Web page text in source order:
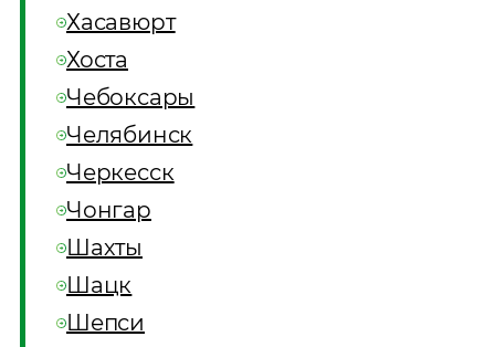
Хасавюрт
Хоста
Чебоксары
Челябинск
Черкесск
Чонгар
Шахты
Шацк
Шепси